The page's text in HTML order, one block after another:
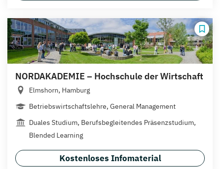
NORDAKADEMIE – Hochschule der Wirtschaft
Elmshorn, Hamburg
Betriebswirtschaftslehre, General Management
Duales Studium, Berufsbegleitendes Präsenzstudium,
Blended Learning
Kostenloses Infomaterial